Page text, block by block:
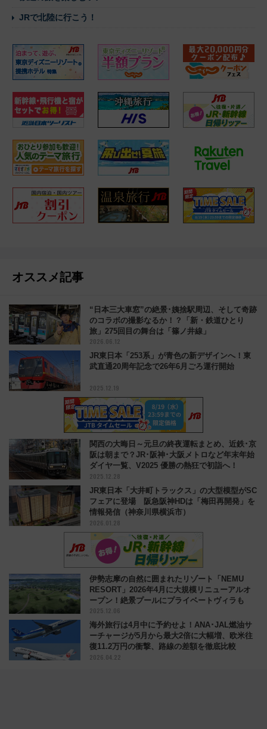
JRで北陸に行こう！
オススメ記事
“日本三大車窓”の絶景･姨捨駅周辺、そして奇跡
のコラボの撮影なるか！？「新・鉄道ひとり
旅」275回目の舞台は「篠ノ井線」
2026.06.12
JR東日本「253系」が青色の新デザインへ！東
武直通20周年記念で26年6月ごろ運行開始
2025.12.19
関西の大晦日～元旦の終夜運転まとめ、近鉄･京
阪は朝まで？JR･阪神･大阪メトロなど年末年始
ダイヤ一覧、V2025 優勝の熱狂で初詣へ！
2025.12.28
JR東日本「大井町トラックス」の大型模型がSC
フェアに登場 阪急阪神HDは「梅田再開発」を
情報発信（神奈川県横浜市）
2026.01.28
伊勢志摩の自然に囲まれたリゾート「NEMU
RESORT」2026年4月に大規模リニューアルオ
ープン！絶景プールにプライベートヴィラも
2025.12.06
海外旅行は4月中に予約せよ！ANA･JAL燃油サ
ーチャージが5月から最大2倍に大幅増、欧米往
復11.2万円の衝撃、路線の差額を徹底比較
2026.04.22